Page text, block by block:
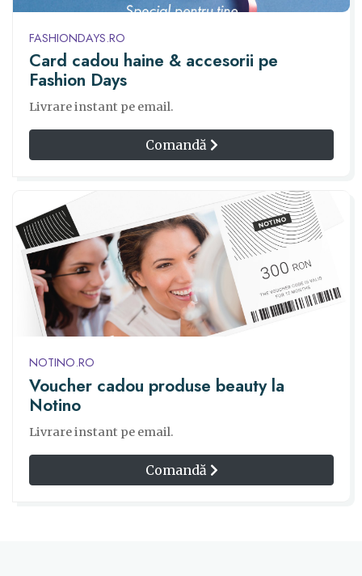
FASHIONDAYS.RO
Card cadou haine & accesorii pe
Fashion Days
Livrare instant pe email.
Comandă
NOTINO.RO
Voucher cadou produse beauty la
Notino
Livrare instant pe email.
Comandă